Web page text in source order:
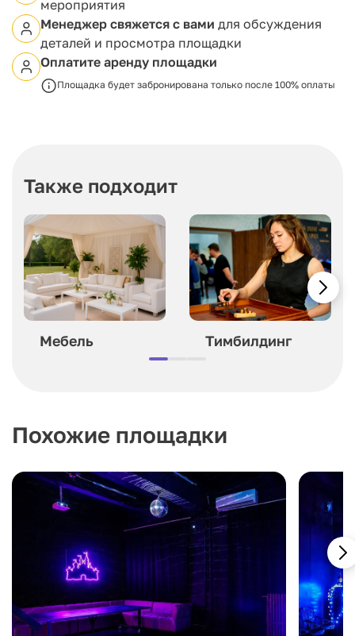
мероприятия
Менеджер свяжется с вами для обсуждения
деталей и просмотра площадки
Оплатите аренду площадки
Площадка будет забронирована только после 100% оплаты
Также подходит
Мебель Тимбилдинг
Похожие площадки